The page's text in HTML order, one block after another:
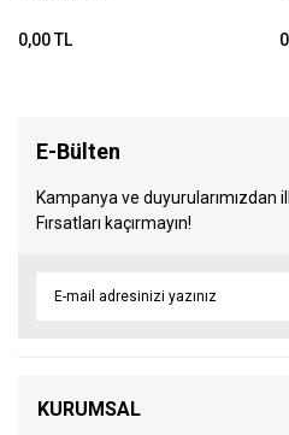
0,00 TL
E-Bülten
Kampanya ve duyurularımızdan
Fırsatları kaçırmayın!
KURUMSAL